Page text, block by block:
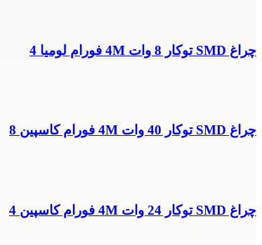
چراغ SMD توکار 8 وات 4M فورام لومیا 4
چراغ SMD توکار 40 وات 4M فورام کاسپین 8
چراغ SMD توکار 24 وات 4M فورام کاسپین 4